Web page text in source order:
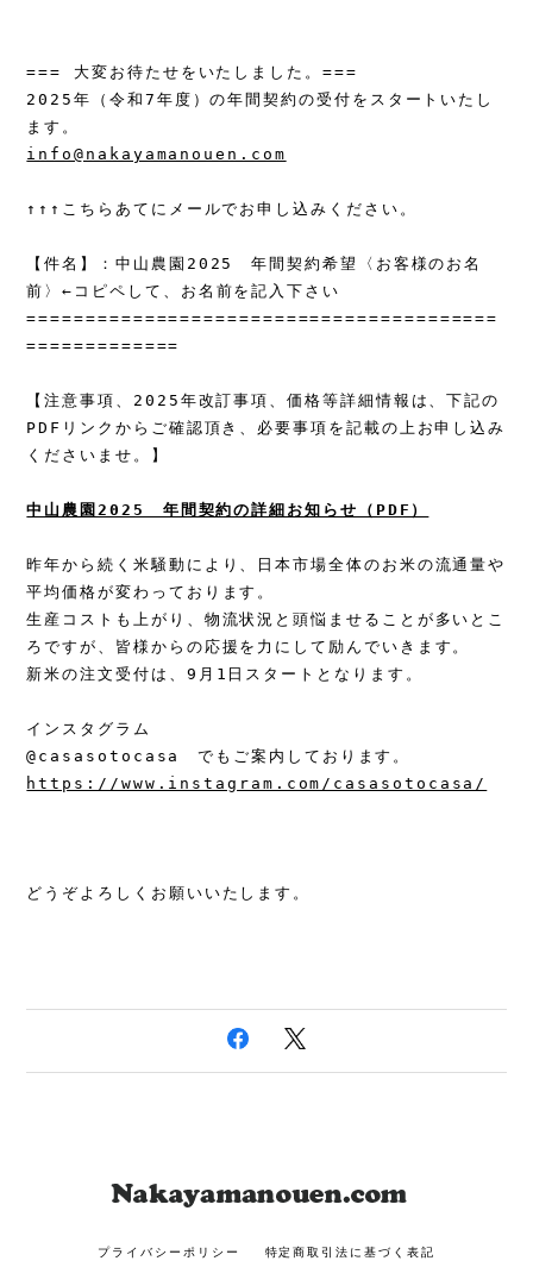
=== 大変お待たせをいたしました。===
2025年（令和7年度）の年間契約の受付をスタートいたし
info@nakayamanouen.com
【件名】：中山農園2025　年間契約希望〈お客様のお名
前〉←コピペして、お名前を記入下さい
========================================
=============
【注意事項、2025年改訂事項、価格等詳細情報は、下記の
PDFリンクからご確認頂き、必要事項を記載の上お申し込み
くださいませ。】
中山農園2025　年間契約の詳細お知らせ（PDF）
昨年から続く米騒動により、日本市場全体のお米の流通量や
平均価格が変わっております。
生産コストも上がり、物流状況と頭悩ませることが多いとこ
ろですが、皆様からの応援を力にして励んでいきます。
新米の注文受付は、9月1日スタートとなります。
インスタグラム
https://www.instagram.com/casasotocasa/
どうぞよろしくお願いいたします。
プライバシーポリシー 特定商取引法に基づく表記